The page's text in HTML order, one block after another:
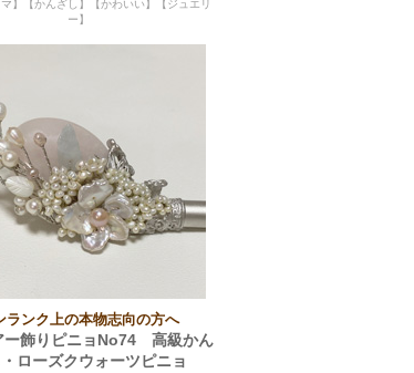
マ】【かんざし】【かわいい】【ジュエリ
ー】
ランク上の本物志向の方へ
ー飾りピニョNo74 高級かん
ローズクウォーツピニョ